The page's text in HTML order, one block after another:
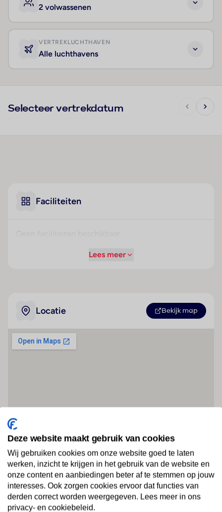
2 volwassenen
VERTREKLUCHTHAVEN
Alle luchthavens
Selecteer vertrekdatum
Faciliteiten
Lees meer
Locatie Bekijk map
Deze website maakt gebruik van cookies
Wij gebruiken cookies om onze website goed te laten
werken, inzicht te krijgen in het gebruik van de website en
onze content en aanbiedingen beter af te stemmen op jouw
interesses. Ook zorgen cookies ervoor dat functies van
derden correct worden weergegeven. Lees meer in ons
privacy- en cookiebeleid.